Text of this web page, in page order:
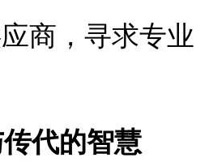
商，寻求专业
代的智慧